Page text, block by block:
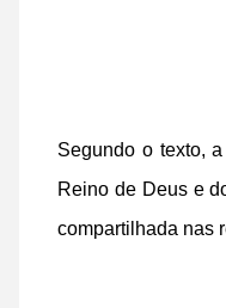
Segundo o texto,
Reino de Deus e
compartilhada nas